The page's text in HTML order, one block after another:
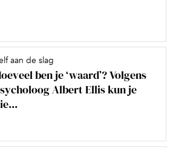
aan de slag
ben je ‘waard’? Volgens
Albert Ellis kun je